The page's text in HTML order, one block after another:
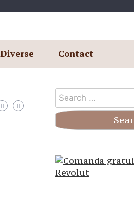
Diverse Contact
Search
for: